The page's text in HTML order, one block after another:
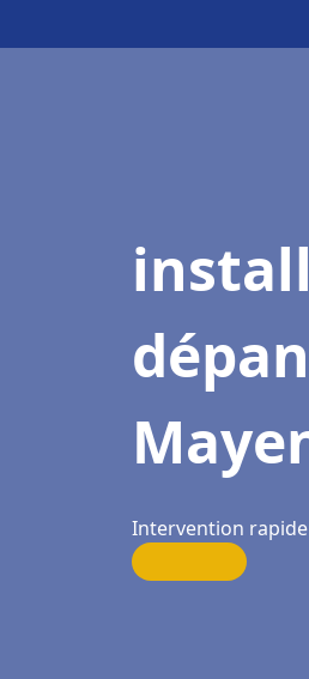
Intervention